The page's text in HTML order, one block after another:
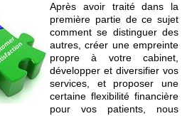
Après avoir traité dans la
première partie de ce sujet
comment se distinguer des
autres, créer une empreinte
propre à votre cabinet,
développer et diversifier vos
services, et proposer une
certaine flexibilité financière
pour vos patients, nous